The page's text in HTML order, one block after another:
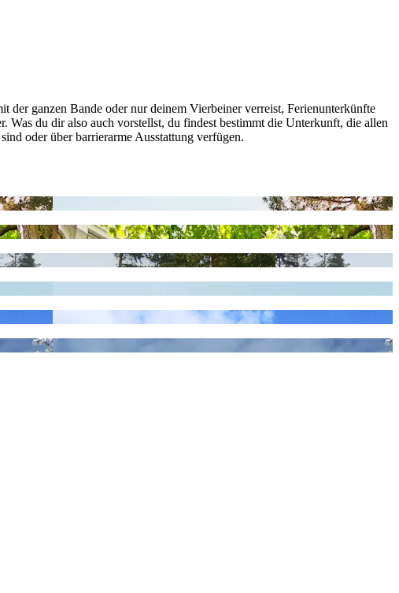
ganzen Bande oder nur deinem Vierbeiner verreist, Ferienunterkünfte
Was du dir also auch vorstellst, du findest bestimmt die Unterkunft, die allen
oder über barrierarme Ausstattung verfügen.